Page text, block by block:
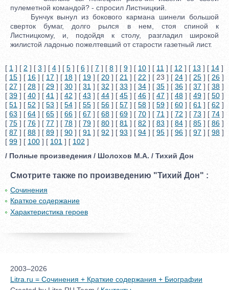
пулеметной командой? - спросил Листницкий.
Бунчук вынул из бокового кармана шинели большой
сверток бумаг, долго рылся в нем, стоя спиной к
Листницкому, и, подойдя к столу, разгладил широкой
жилистой ладонью пожелтевший от старости газетный лист.
[ 1 ] [ 2 ] [ 3 ] [ 4 ] [ 5 ] [ 6 ] [ 7 ] [ 8 ] [ 9 ] [ 10 ] [ 11 ] [ 12 ] [ 13 ] [ 14 ]
[ 15 ] [ 16 ] [ 17 ] [ 18 ] [ 19 ] [ 20 ] [ 21 ] [ 22 ] [ 23 ] [ 24 ] [ 25 ] [ 26 ]
[ 27 ] [ 28 ] [ 29 ] [ 30 ] [ 31 ] [ 32 ] [ 33 ] [ 34 ] [ 35 ] [ 36 ] [ 37 ] [ 38 ]
[ 39 ] [ 40 ] [ 41 ] [ 42 ] [ 43 ] [ 44 ] [ 45 ] [ 46 ] [ 47 ] [ 48 ] [ 49 ] [ 50 ]
[ 51 ] [ 52 ] [ 53 ] [ 54 ] [ 55 ] [ 56 ] [ 57 ] [ 58 ] [ 59 ] [ 60 ] [ 61 ] [ 62 ]
[ 63 ] [ 64 ] [ 65 ] [ 66 ] [ 67 ] [ 68 ] [ 69 ] [ 70 ] [ 71 ] [ 72 ] [ 73 ] [ 74 ]
[ 75 ] [ 76 ] [ 77 ] [ 78 ] [ 79 ] [ 80 ] [ 81 ] [ 82 ] [ 83 ] [ 84 ] [ 85 ] [ 86 ]
[ 87 ] [ 88 ] [ 89 ] [ 90 ] [ 91 ] [ 92 ] [ 93 ] [ 94 ] [ 95 ] [ 96 ] [ 97 ] [ 98 ]
[ 99 ] [ 100 ] [ 101 ] [ 102 ]
/ Полные произведения / Шолохов М.А. / Тихий Дон
Смотрите также по произведению "Тихий Дон" :
Сочинения
Краткое содержание
Характеристика героев
2003–2026
Litra.ru = Сочинения + Краткие содержания + Биографии